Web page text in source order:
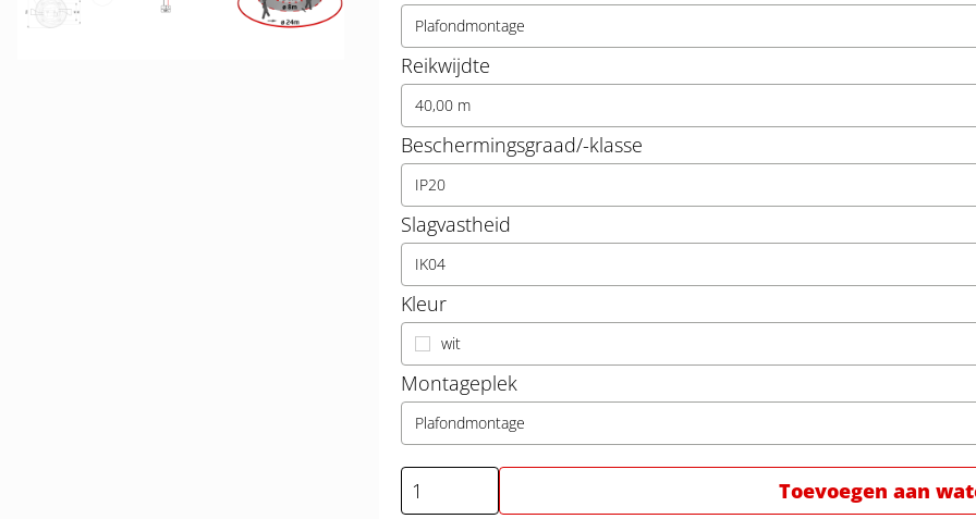
Plafondmontage
Reikwijdte
40,00 m
Beschermingsgraad/-klasse
IP20
Slagvastheid
IK04
Kleur
wit
Montageplek
Plafondmontage
Toevoegen aan